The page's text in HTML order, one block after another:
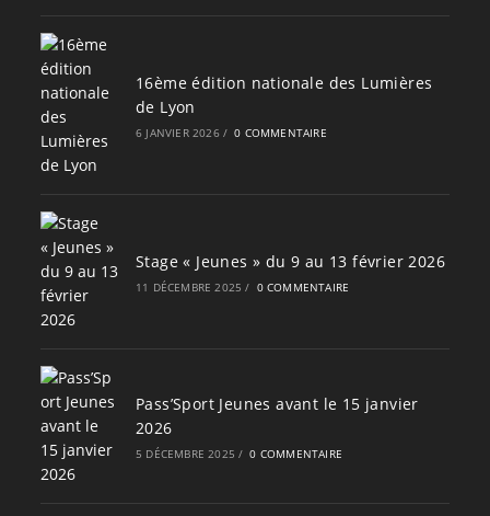
16ème édition nationale des Lumières
de Lyon
6 JANVIER 2026 / 0 COMMENTAIRE
Stage « Jeunes » du 9 au 13 février 2026
11 DÉCEMBRE 2025 / 0 COMMENTAIRE
Pass’Sport Jeunes avant le 15 janvier
2026
5 DÉCEMBRE 2025 / 0 COMMENTAIRE